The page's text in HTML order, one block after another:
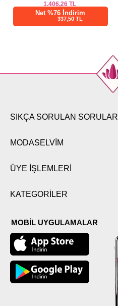
1.406,26TL
Net %76 İndirim
337,50 TL
SIKÇA SORULAN SORULAR
MODASELVİM
ÜYE İŞLEMLERİ
KATEGORİLER
MOBİL UYGULAMALAR